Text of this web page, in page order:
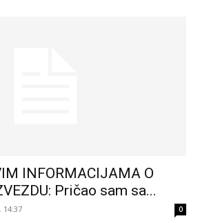
INFORMACIJAMA O
Pričao sam sa...
14:37 0